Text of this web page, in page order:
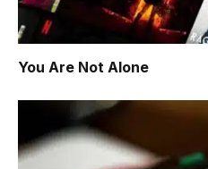
You Are Not Alone